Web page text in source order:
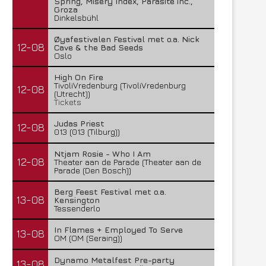
Groza
Dinkelsbühl
12-08
Øyafestivalen Festival met o.a. Nick
Cave & the Bad Seeds
Oslo
12-08
High On Fire
TivoliVredenburg (TivoliVredenburg
(Utrecht))
Tickets
12-08
Judas Priest
013 (013 (Tilburg))
12-08
Ntjam Rosie - Who I Am
Theater aan de Parade (Theater aan de
Parade (Den Bosch))
13-08
Berg Feest Festival met o.a.
Kensington
Tessenderlo
13-08
In Flames + Employed To Serve
OM (OM (Seraing))
Dynamo Metalfest Pre-party